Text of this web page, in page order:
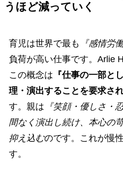
うほど減っていく
育児は世界で最も 『感情労
負荷が高い仕事です。Arlie
この概念は 『仕事の一部と
理・演出することを要求され
す。親は 『笑顔・優しさ・
間なく演出し続け、本心の
抑え込むのです。これが慢
す。